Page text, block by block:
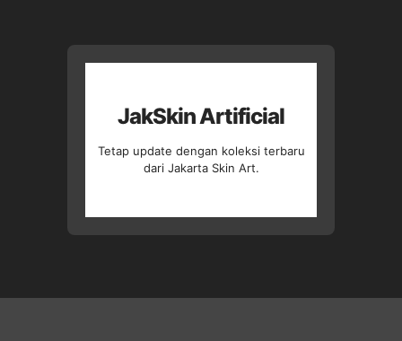
JakSkin Artificial
Tetap update dengan koleksi terbaru
dari Jakarta Skin Art.